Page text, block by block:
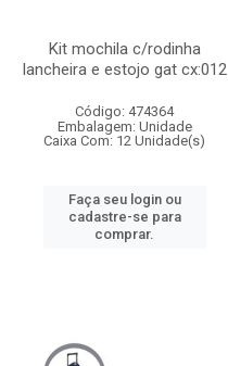
Kit mochila c/rodinha
lancheira e estojo gat cx:012
Código: 474364
Embalagem: Unidade
Caixa Com: 12 Unidade(s)
Faça seu login ou
cadastre-se para
comprar.